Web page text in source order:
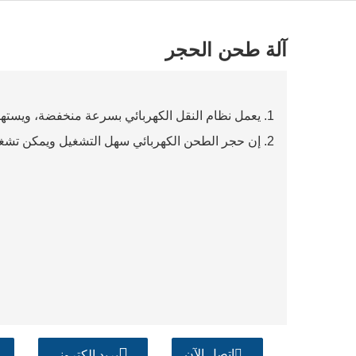
آلة طحن الحجر
1. يعمل نظام النقل الكهربائي بسرعة منخفضة، ويستهلك طاقة أقل ويطحن بالتساوي.
2. إن حجر الطحن الكهربائي سهل التشغيل ويمكن تشغيله بسهولة من قبل شخص واحد.